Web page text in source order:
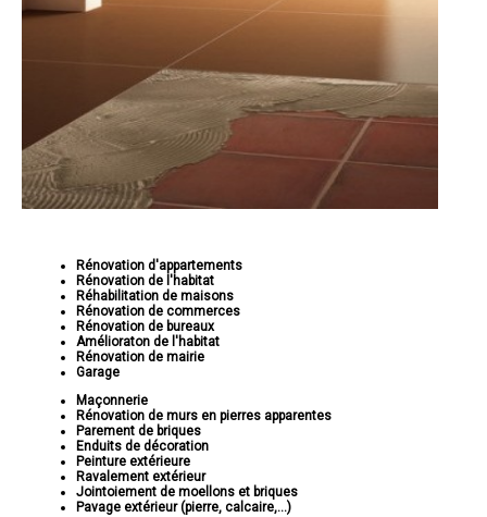
Rénovation d'appartements
Rénovation de l'habitat
Réhabilitation de maisons
Rénovation de commerces
Rénovation de bureaux
Amélioraton de l'habitat
Rénovation de mairie
Garage
Maçonnerie
Rénovation de murs en pierres apparentes
Parement de briques
Enduits de décoration
Peinture extérieure
Ravalement extérieur
Jointoiement de moellons et briques
Pavage extérieur (pierre, calcaire,...)